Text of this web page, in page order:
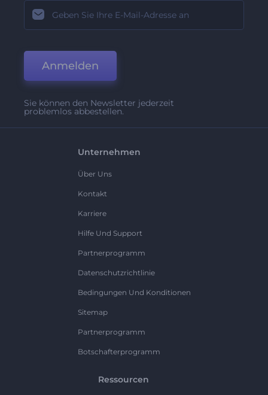
Anmelden
Sie können den Newsletter jederzeit
problemlos abbestellen.
Unternehmen
Über Uns
Kontakt
Karriere
Hilfe Und Support
Partnerprogramm
Datenschutzrichtlinie
Bedingungen Und Konditionen
Sitemap
Partnerprogramm
Botschafterprogramm
Ressourcen